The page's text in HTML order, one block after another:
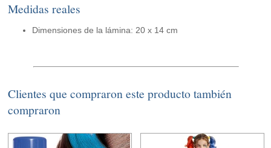
Medidas reales
Dimensiones de la lámina: 20 x 14 cm
Clientes que compraron este producto también
compraron